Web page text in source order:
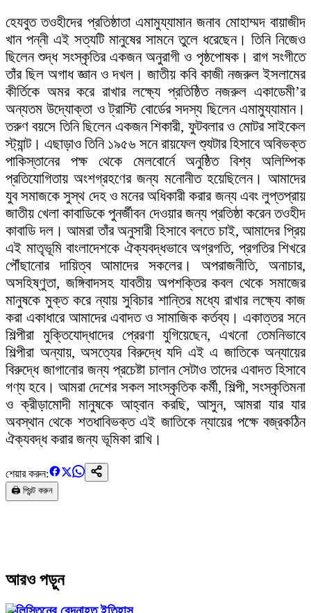
হেযবুত তওহীদের প্রতিষ্ঠাতা এমামুয্যামান জনাব মোহাম্মদ বায়াজীদ
খান পন্নী এই সত্যটি মানুষের সামনে তুলে ধরেছেন। তিনি নিজেও
ছিলেন শুদ্ধ সংস্কৃতির একজন অনুরাগী ও পৃষ্ঠপোষক। রাগ সংগীতে
তাঁর ছিল অগাধ জ্ঞান ও দখল। জাতীয় কবি কাজী নজরুল ইসলামের
কীর্তিকে অমর করে রাখার লক্ষ্যে প্রতিষ্ঠিত নজরুল একাডেমী’র
অন্যতম উদ্যোক্তা ও ট্রাস্টি বোর্ডের সদস্য ছিলেন এমামুয্যামান।
তরুণ বয়সে তিনি ছিলেন একজন শিকারী, ফুটবলার ও মোটর সাইকেল
স্ট্যান্ট। এছাড়াও তিনি ১৯৫৬ সনে রায়ফেল শ্যুটার হিসাবে অবিভক্ত
পাকিস্তানের পক্ষ থেকে মেলবোর্নে অনুষ্ঠিত বিশ্ব অলিম্পিক
প্রতিযোগিতায় অংশগ্রহণের জন্য মনোনীত হয়েছিলেন। আমাদের
যুব সমাজকে সুস্থ দেহ ও মনের অধিকারী করার জন্য এবং লুপ্তপ্রায়
জাতীয় খেলা কাবাডিকে পুনর্জীবন দেওয়ার জন্য প্রতিষ্ঠা করেন তওহীদ
কাবাডি দল। আমরা তাঁর অনুসারী হিসাবে বলতে চাই, আমাদের প্রিয়
এই মাতৃভূমি বাংলাদেশকে ঐক্যবদ্ধভাবে অগ্রগতি, প্রগতির শিখরে
পৌঁছানোর দায়িত্ব আমাদের সকলের। অপরাজনীতি, অনাচার,
অসহিষ্ণুতা, জঙ্গিবাদসহ যাবতীয় অপশক্তির কবল থেকে সমাজের
মানুষকে মুক্ত করে ন্যায় সুবিচার শান্তির মধ্যে রাখার লক্ষ্যে কাজ
করা একাধারে আমাদের এবাদত ও সামাজিক কর্তব্য। একাত্তর সনে
শিল্পীরা মুক্তিযোদ্ধাদের প্রেরণা যুগিয়েছেন, এখনো তেমনিভাবে
শিল্পীরা অন্যায়, অসত্যের বিরুদ্ধে যদি এই এ জাতিকে অন্যায়ের
বিরুদ্ধে জাগানোর জন্য প্রচেষ্টা চালান সেটাও তাদের এবাদত হিসাবে
গণ্য হবে। আমরা দেশের সকল সাংস্কৃতিক কর্মী, শিল্পী, সংস্কৃতিমনা
ও ক্রীড়ামোদী মানুষকে আহ্বান করছি, আসুন, আমরা যার যার
অবস্থান থেকে শতধাবিভক্ত এই জাতিকে ন্যায়ের পক্ষে বজ্রকঠিন
ঐক্যবদ্ধ করার জন্য ভূমিকা রাখি।
শেয়ার করুন:
🖨️ প্রিন্ট করুন
আরও পড়ুন